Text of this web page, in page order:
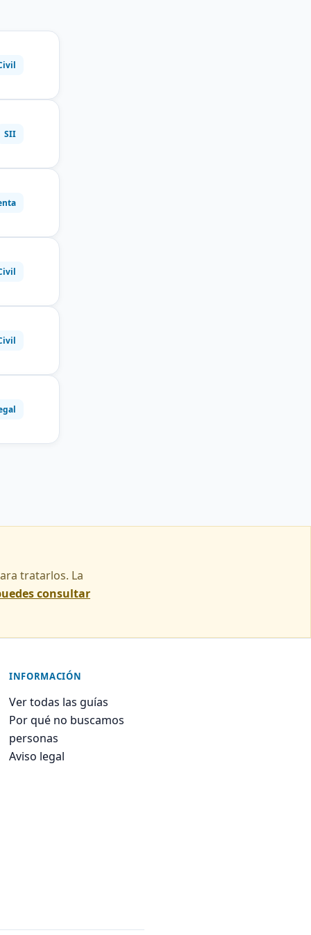
SII
tratarlos. La
consultar
INFORMACIÓN
Ver todas las guías
Por qué no buscamos
personas
Aviso legal